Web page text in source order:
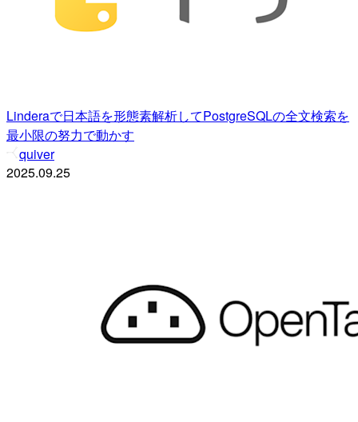
Linderaで日本語を形態素解析してPostgreSQLの全文検索を
最小限の努力で動かす
quiver
2025.09.25